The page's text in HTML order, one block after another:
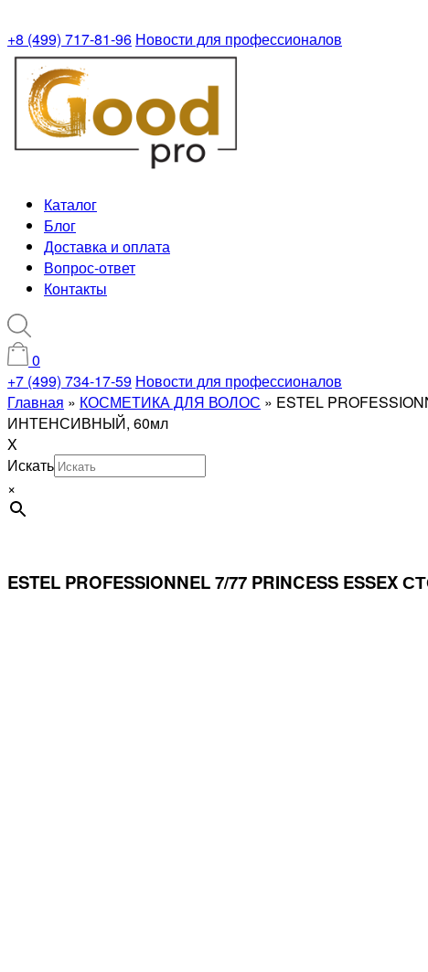
+8 (499) 717-81-96 Новости для профессионалов
Каталог
Блог
Доставка и оплата
Вопрос-ответ
Контакты
0
+7 (499) 734-17-59 Новости для профессионалов
Главная » КОСМЕТИКА ДЛЯ ВОЛОС » ESTEL
ИНТЕНСИВНЫЙ, 60мл
X
Искать
×
ESTEL PROFESSIONNEL 7/77 PRINCESS